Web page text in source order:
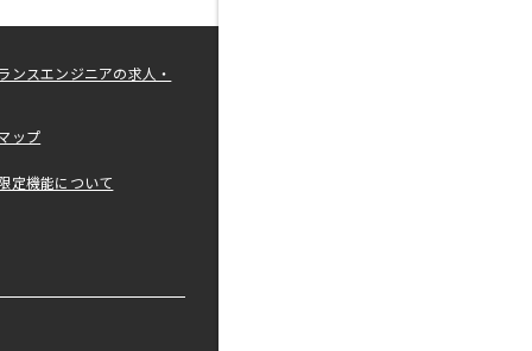
ンスエンジニアの求人・
ップ
定機能について